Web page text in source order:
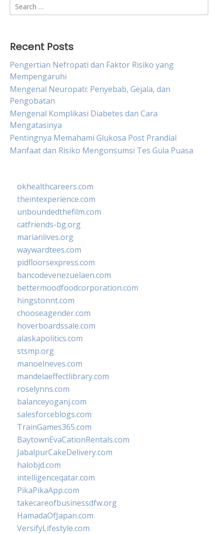
Search
for:
Recent Posts
Pengertian Nefropati dan Faktor Risiko yang
Mempengaruhi
Mengenal Neuropati: Penyebab, Gejala, dan
Pengobatan
Mengenal Komplikasi Diabetes dan Cara
Mengatasinya
Pentingnya Memahami Glukosa Post Prandial
Manfaat dan Risiko Mengonsumsi Tes Gula Puasa
okhealthcareers.com
theintexperience.com
unboundedthefilm.com
catfriends-bg.org
marianlives.org
waywardtees.com
pidfloorsexpress.com
bancodevenezuelaen.com
bettermoodfoodcorporation.com
hingstonnt.com
chooseagender.com
hoverboardssale.com
alaskapolitics.com
stsmp.org
manoelneves.com
mandelaeffectlibrary.com
roselynns.com
balanceyoganj.com
salesforceblogs.com
TrainGames365.com
BaytownEvaCationRentals.com
JabalpurCakeDelivery.com
halobjd.com
intelligenceqatar.com
PikaPikaApp.com
takecareofbusinessdfw.org
HamadaOfJapan.com
VersifyLifestyle.com